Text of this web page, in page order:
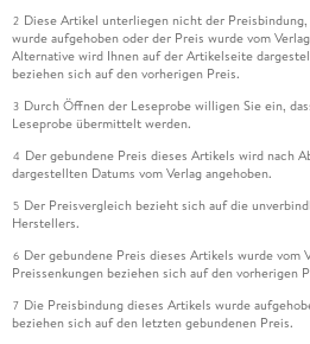
2 Diese Artikel unterliegen nicht der
wurde aufgehoben oder der Preis wurde vom
Alternative wird Ihnen auf der Artikelseite
beziehen sich auf den vorherigen Preis.
3 Durch Öffnen der Leseprobe willigen Sie ein,
Leseprobe übermittelt werden.
4 Der gebundene Preis dieses Artikels wird nach
dargestellten Datums vom Verlag angehoben.
5 Der Preisvergleich bezieht sich auf die
Herstellers.
6 Der gebundene Preis dieses Artikels wurde vom
Preissenkungen beziehen sich auf den vorherigen
7 Die Preisbindung dieses Artikels wurde
beziehen sich auf den letzten gebundenen Preis.